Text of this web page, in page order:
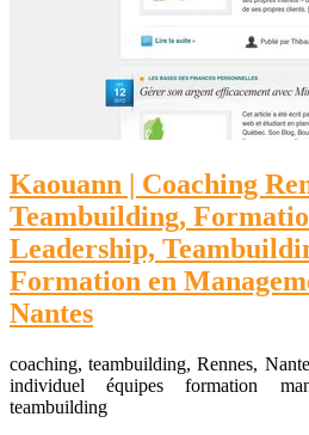
Kaouann | Coaching
Teambuilding,
Leadership,
Formation en
Nantes
coaching, teambuilding, Rennes,
individuel équipes formation
teambuilding